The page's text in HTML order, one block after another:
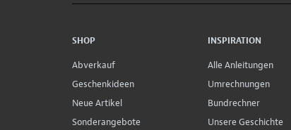
SHOP
Abverkauf
Geschenkideen
Neue Artikel
Sonderangebote
INSPIRATION
Alle Anleitungen
Umrechnungen
Bundrechner
Unsere Geschichte